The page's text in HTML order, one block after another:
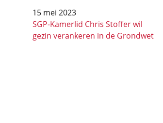
15 mei 2023
SGP-Kamerlid Chris Stoffer wil
gezin verankeren in de Grondwet